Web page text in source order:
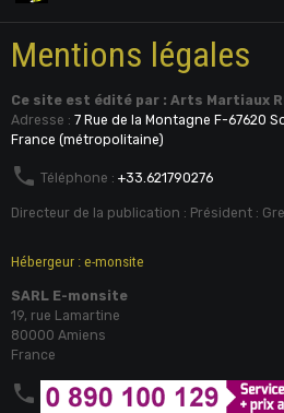
Mentions légales
Ce site est édité par : Arts Martiaux
Adresse : 7 Rue de la Montagne F-67620
France (métropolitaine)
Téléphone : +33.621790276
Directeur de la publication : Président :
Hébergeur : e-monsite
SARL E-monsite
19, rue Lamartine
80000 Amiens
France